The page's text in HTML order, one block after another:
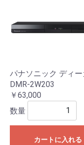
パナソニック ディ
DMR-2W203
￥63,000
数量
カートに入れる